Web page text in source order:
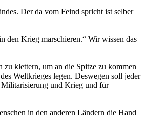
Der da vom Feind spricht ist selber
den Krieg marschieren.“ Wir wissen das
klettern, um an die Spitze zu kommen
Weltkrieges legen. Deswegen soll jeder
Militarisierung und Krieg und für
in den anderen Ländern die Hand